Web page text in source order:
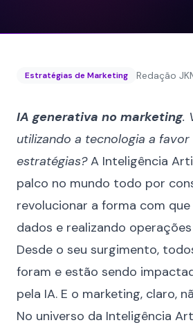
Estratégias de Marketing Redação
IA generativa no marketing.
utilizando a tecnologia a favor
estratégias?A Inteligência
palco no mundo todo por
revolucionar a forma com
dados e realizando
Desde o seu surgimento,
foram e estão sendo
pela IA. E o marketing, claro,
No universo da Inteligência